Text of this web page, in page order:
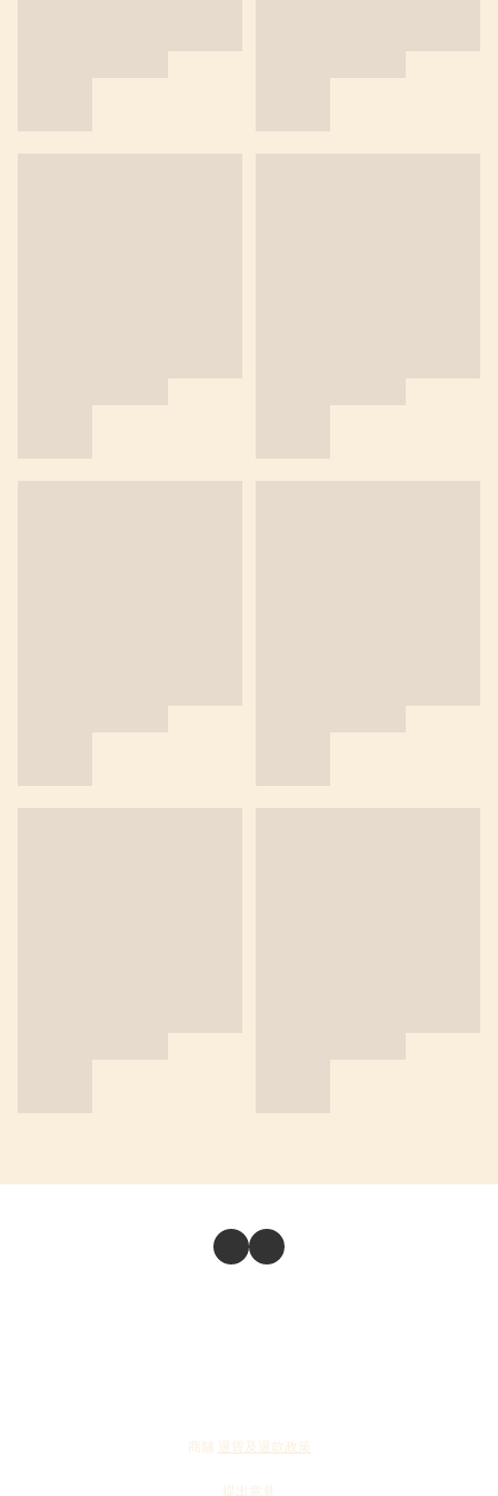
商舖 退貨及退款政策
提出意見